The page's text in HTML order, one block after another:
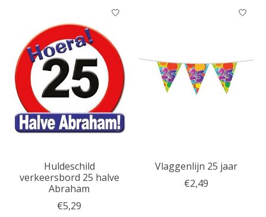
Huldeschild
verkeersbord 25 halve
Abraham
€5,29
Vlaggenlijn 25 jaar
€2,49